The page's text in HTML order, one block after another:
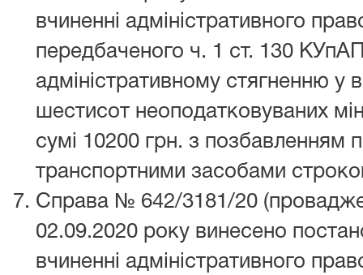
вчиненні адміністративного
передбаченого ч. 1 ст. 130
адміністративному стягненню у
шестисот неоподатковуваних
сумі 10200 грн. з позбавленням
транспортними засобами
Справа № 642/3181/20
02.09.2020 року винесено
вчиненні адміністративного